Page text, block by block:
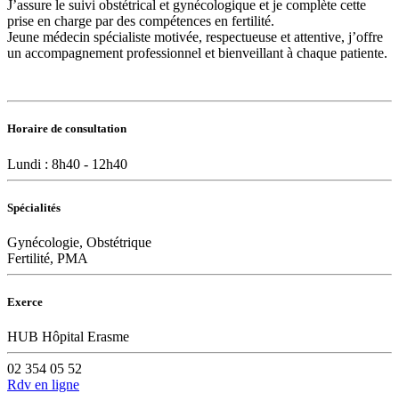
J’assure le suivi obstétrical et gynécologique et je complète cette
prise en charge par des compétences en fertilité.
Jeune médecin spécialiste motivée, respectueuse et attentive, j’offre
un accompagnement professionnel et bienveillant à chaque patiente.
Horaire de consultation
Lundi : 8h40 - 12h40
Spécialités
Gynécologie, Obstétrique
Fertilité, PMA
Exerce
HUB Hôpital Erasme
02 354 05 52
Rdv en ligne